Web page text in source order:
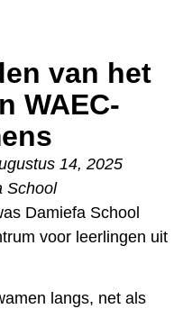
van het
WAEC-
14, 2025
School
Damiefa School
voor leerlingen uit
langs, net als